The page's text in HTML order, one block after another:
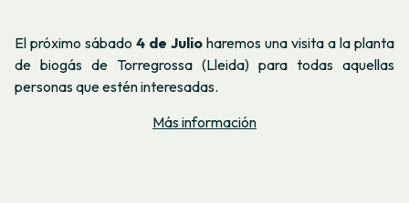
El próximo sábado 4 de Julio haremos una visita a la planta
de biogás de Torregrossa (Lleida) para todas aquellas
personas que estén interesadas.
Más información